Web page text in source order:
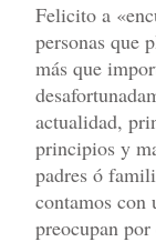
Felicito a
personas que
más que
actualidad,
principios y
padres ó
contamos con
preocupan